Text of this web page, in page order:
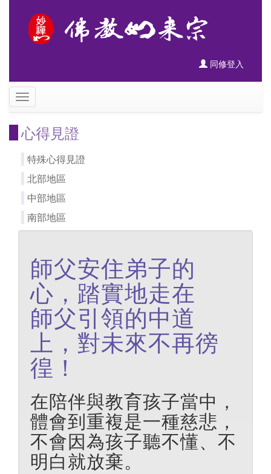
同修登入
心得見證
特殊心得見證
北部地區
中部地區
南部地區
師父安住弟子的
心，踏實地走在
師父引領的中道
上，對未來不再徬
徨！
在陪伴與教育孩子當中，
體會到重複是一種慈悲，
不會因為孩子聽不懂、不
明白就放棄。